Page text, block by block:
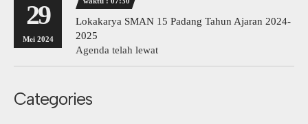
29
Mei 2024
Lokakarya SMAN 15 Padang Tahun Ajaran 2024-
2025
Agenda telah lewat
Categories